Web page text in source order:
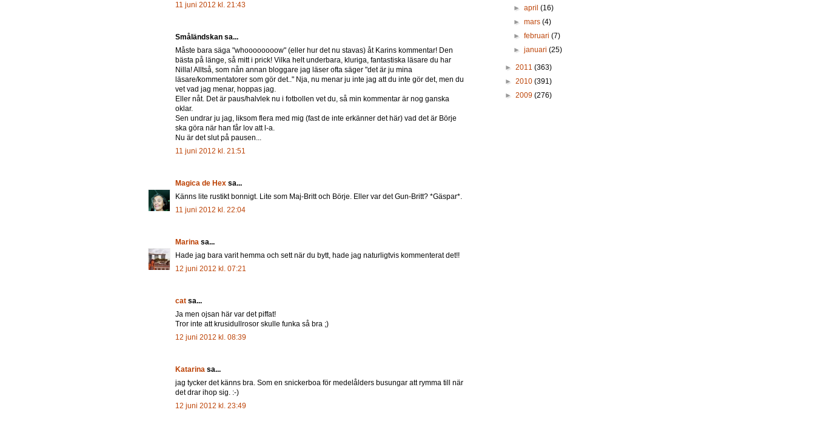
11 juni 2012 kl. 21:43
Småländskan sa...
Måste bara säga "whoooooooow" (eller hur det nu stavas) åt Karins kommentar! Den
bästa på länge, så mitt i prick! Vilka helt underbara, kluriga, fantastiska läsare du har
Nilla! Alltså, som nån annan bloggare jag läser ofta säger "det är ju mina
läsare/kommentatorer som gör det.." Nja, nu menar ju inte jag att du inte gör det, men du
vet vad jag menar, hoppas jag.
Eller nåt. Det är paus/halvlek nu i fotbollen vet du, så min kommentar är nog ganska
oklar.
Sen undrar ju jag, liksom flera med mig (fast de inte erkänner det här) vad det är Börje
ska göra när han får lov att l-a.
Nu är det slut på pausen...
11 juni 2012 kl. 21:51
Magica de Hex sa...
Känns lite rustikt bonnigt. Lite som Maj-Britt och Börje. Eller var det Gun-Britt? *Gäspar*.
11 juni 2012 kl. 22:04
Marina sa...
Hade jag bara varit hemma och sett när du bytt, hade jag naturligtvis kommenterat det!!
12 juni 2012 kl. 07:21
cat sa...
Ja men ojsan här var det piffat!
Tror inte att krusidullrosor skulle funka så bra ;)
12 juni 2012 kl. 08:39
Katarina sa...
jag tycker det känns bra. Som en snickerboa för medelålders busungar att rymma till när
det drar ihop sig. :-)
12 juni 2012 kl. 23:49
►april(16)
►mars(4)
►februari(7)
►januari(25)
► 2011 (363)
► 2010 (391)
► 2009 (276)